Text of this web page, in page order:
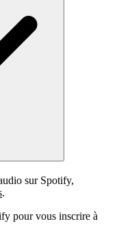
sur Spotify,
.
pour vous inscrire à